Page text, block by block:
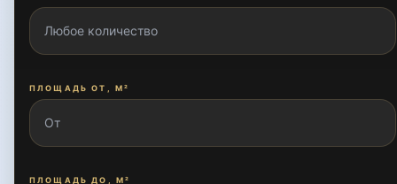
ПЛОЩАДЬ ОТ, М²
ПЛОЩАДЬ ДО, М²